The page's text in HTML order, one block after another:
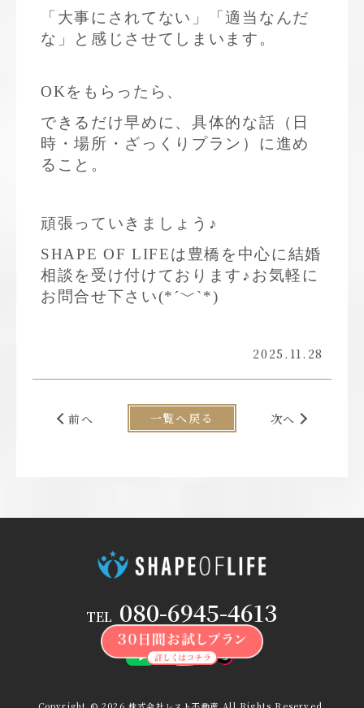
「大事にされてない」「適当なんだ
な」と感じさせてしまいます。
OKをもらったら、
できるだけ早めに、具体的な話（日
時・場所・ざっくりプラン）に進め
ること。
頑張っていきましょう♪
SHAPE OF LIFEは豊橋を中心に結婚
相談を受け付けております♪お気軽に
お問合せ下さい(*´﹀`*)
2025.11.28
前へ 次へ
一覧へ戻る
TEL 080-6945-4613